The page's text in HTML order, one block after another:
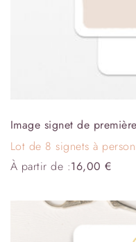
Image signet de
Lot de 8 signets à
À partir de :16,00€